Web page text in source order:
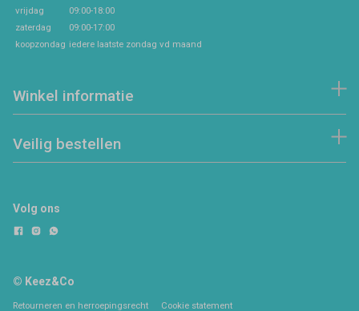
vrijdag
09:00-18:00
zaterdag
09:00-17:00
koopzondag iedere laatste zondag vd maand
Winkel informatie
Veilig bestellen
Volg ons
© Keez&Co
Retourneren en herroepingsrecht Cookie statement